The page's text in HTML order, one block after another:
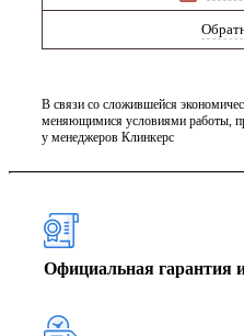
В связи со сложившейся
меняющимися условиями работы,
у менеджеров Клинкерс
Официальная гарантия